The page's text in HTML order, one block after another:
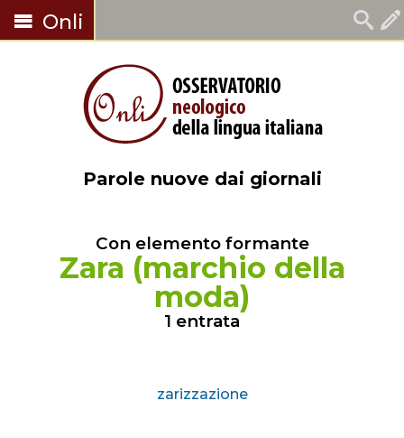
Onli
Parole nuove dai giornali
Con elemento formante
Zara (marchio della
moda)
1 entrata
zarizzazione